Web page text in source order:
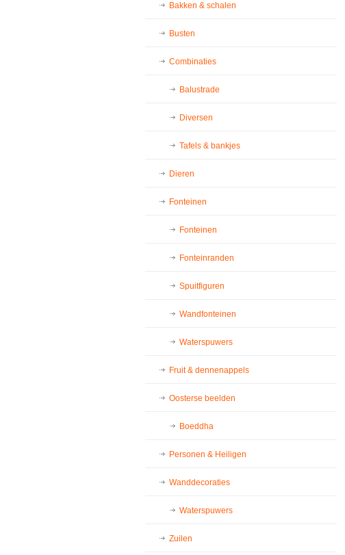
Bakken & schalen
Busten
Combinaties
Balustrade
Diversen
Tafels & bankjes
Dieren
Fonteinen
Fonteinen
Fonteinranden
Spuitfiguren
Wandfonteinen
Waterspuwers
Fruit & dennenappels
Oosterse beelden
Boeddha
Personen & Heiligen
Wanddecoraties
Waterspuwers
Zuilen